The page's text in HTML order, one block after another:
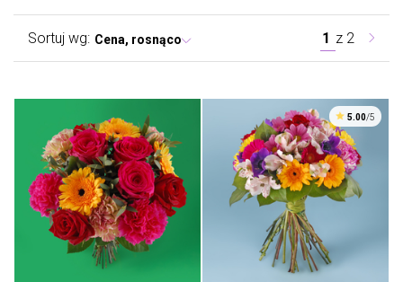
Sortuj wg: Cena, rosnąco 1 z 2
5.00/5